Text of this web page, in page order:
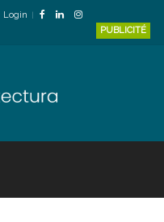
Login
PUBLICITÉ